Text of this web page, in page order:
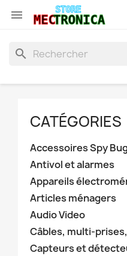

search
CATÉGORIES
Accessoires Spy
Antivol et alarmes
Appareils
Articles ménagers
Audio Video
Câbles, multi-
Capteurs et